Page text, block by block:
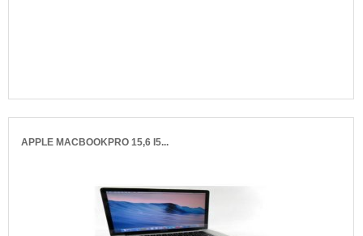
APPLE MACBOOKPRO 15,6 I5...